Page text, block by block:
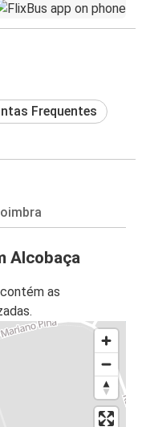
Frequentes
Alcobaça
as